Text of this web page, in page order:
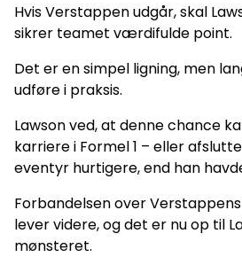
Hvis Verstappen udgår, skal
sikrer teamet værdifulde point.
Det er en simpel ligning, men
udføre i praksis.
Lawson ved, at denne chance
karriere i Formel 1 – eller
eventyr hurtigere, end han
Forbandelsen over
lever videre, og det er nu op til
mønsteret.